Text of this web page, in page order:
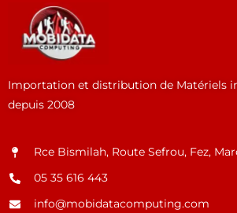
Importation et distribution de Matériels
depuis 2008
Rce Bismilah, Route Sefrou, Fez,
05 35 616 443
info@mobidatacomputing.com